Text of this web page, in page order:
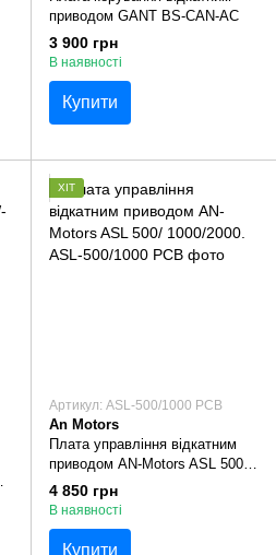
приводом GANT BS-CAN-AC
3 900 грн
В наявності
Купити
ХІТ
Артикул: ASL-500/1000 PCB
An Motors
Плата управління відкатним
приводом AN-Motors ASL 500/
1000/2000.
4 850 грн
В наявності
Купити